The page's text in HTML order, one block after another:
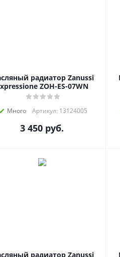
радиатор Zanussi
ZOH-ES-07WN
Много Артикул: 13124005
3 450 руб.
радиатор Zanussi